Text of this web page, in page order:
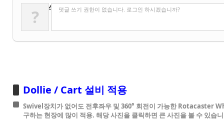
댓글 쓰기
? 댓글 쓰기 권한이 없습니다. 로그인 하시겠습니까?
Dollie / Cart 설비 적용
Swivel장치가 없어도 전후좌우 및 360° 회전이 가능한 Rotacaster
구하는 현장에 많이 적용. 해당 사진을 클릭하면 큰 사진을 볼 수 있습